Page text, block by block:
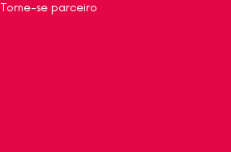
Torne-se parceiro